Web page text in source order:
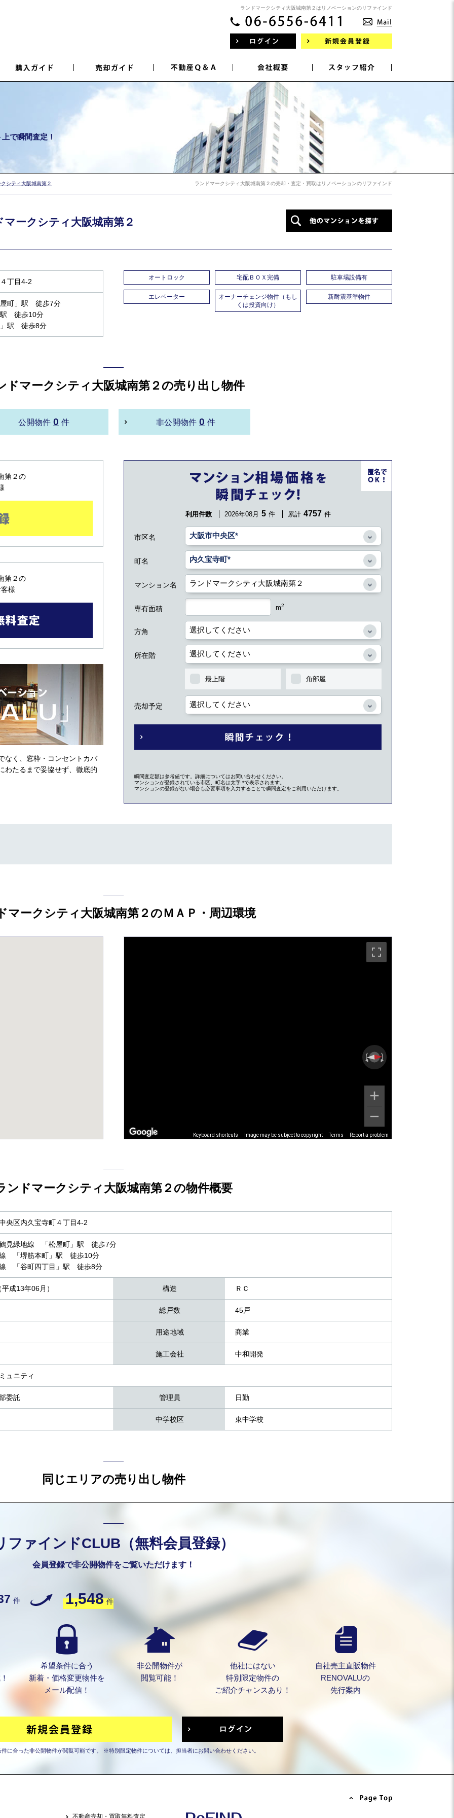
ランドマークシティ大阪城南第２はリノベーションのリファインド
で瞬間査定！
シティ大阪城南第２ ランドマークシティ大阪城南第２の売却・査定・買取はリノベーションのリファインド
マークシティ大阪城南第２
丁目4-2
町」駅 徒歩7分
駅 徒歩10分
駅 徒歩8分
オートロック 宅配ＢＯＸ完備 駐車場設備有
エレベーター
オーナーチェンジ物件（もし
くは投資向け）
新耐震基準物件
ドマークシティ大阪城南第２の売り出し物件
公開物件 0 件 非公開物件 0 件
利用件数 2026年08月 5 件 累計 4757 件
市区名
町名
マンション名
専有面積 m2
方角
所在階
最上階 角部屋
売却予定
瞬間査定額は参考値です。詳細についてはお問い合わせください。
マンションが登録されている市区、町名は太字 *で表示されます。
マンションの登録がない場合も必要事項を入力することで瞬間査定をご利用いただけます。
第２の
第２の
様
なく、窓枠・コンセントカバ
わたるまで妥協せず、徹底的
マークシティ大阪城南第２のＭＡＰ・周辺環境
Keyboard shortcuts Image may be subject to copyright Terms Report a problem
ンドマークシティ大阪城南第２の物件概要
央区内久宝寺町４丁目4-2
見緑地線 「松屋町」駅 徒歩7分
線 「堺筋本町」駅 徒歩10分
「谷町四丁目」駅 徒歩8分
成13年06月） 構造 ＲＣ
総戸数 45戸
用途地域 商業
施工会社 中和開発
ュニティ
委託 管理員 日勤
中学校区 東中学校
同じエリアの売り出し物件
ファインドCLUB（無料会員登録）
会員登録で非公開物件をご覧いただけます！
件 1,548 件
希望条件に合う
新着・価格変更物件を
メール配信！
非公開物件が
閲覧可能！
他社にはない
特別限定物件の
ご紹介チャンスあり！
自社売主直販物件
RENOVALUの
先行案内
に合った非公開物件が閲覧可能です。 ※特別限定物件については、担当者にお問い合わせください。
不動産売却・買取無料査定